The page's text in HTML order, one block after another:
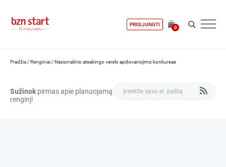
PRISIJUNGTI
0
Pradžia /Renginiai /Nacionalinio atsakingo verslo apdovanojimo konkursas
Sužinok pirmas apie planuojamą
renginį!